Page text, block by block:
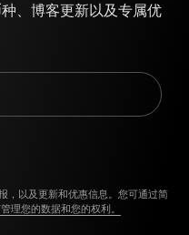
、博客更新以及专属优
，以及更新和优惠信息。您可通过简
理您的数据和您的权利。